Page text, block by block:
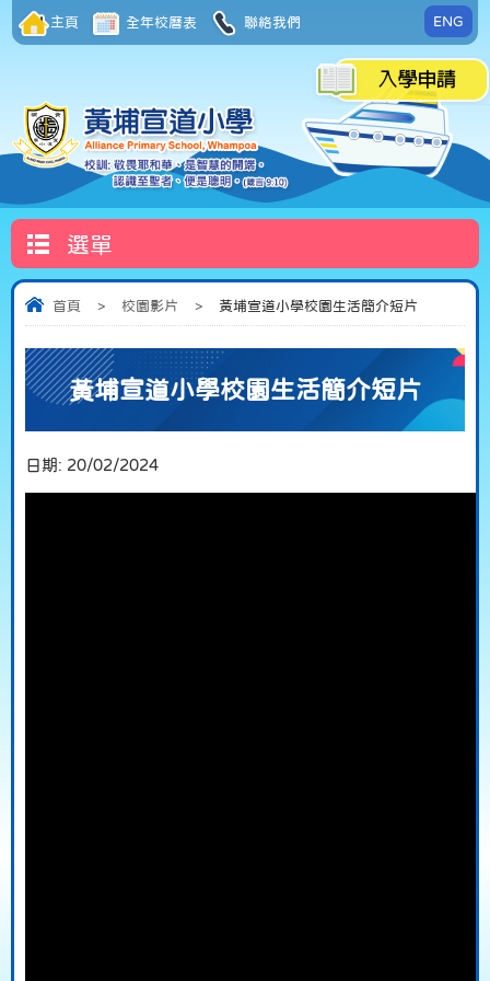
主頁 全年校曆表 聯絡我們 ENG
選單
首頁 > 校園影片 > 黃埔宣道小學校園生活簡介短片
黃埔宣道小學校園生活簡介短片
日期: 20/02/2024